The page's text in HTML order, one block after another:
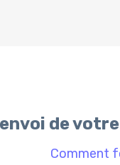
de
Comment